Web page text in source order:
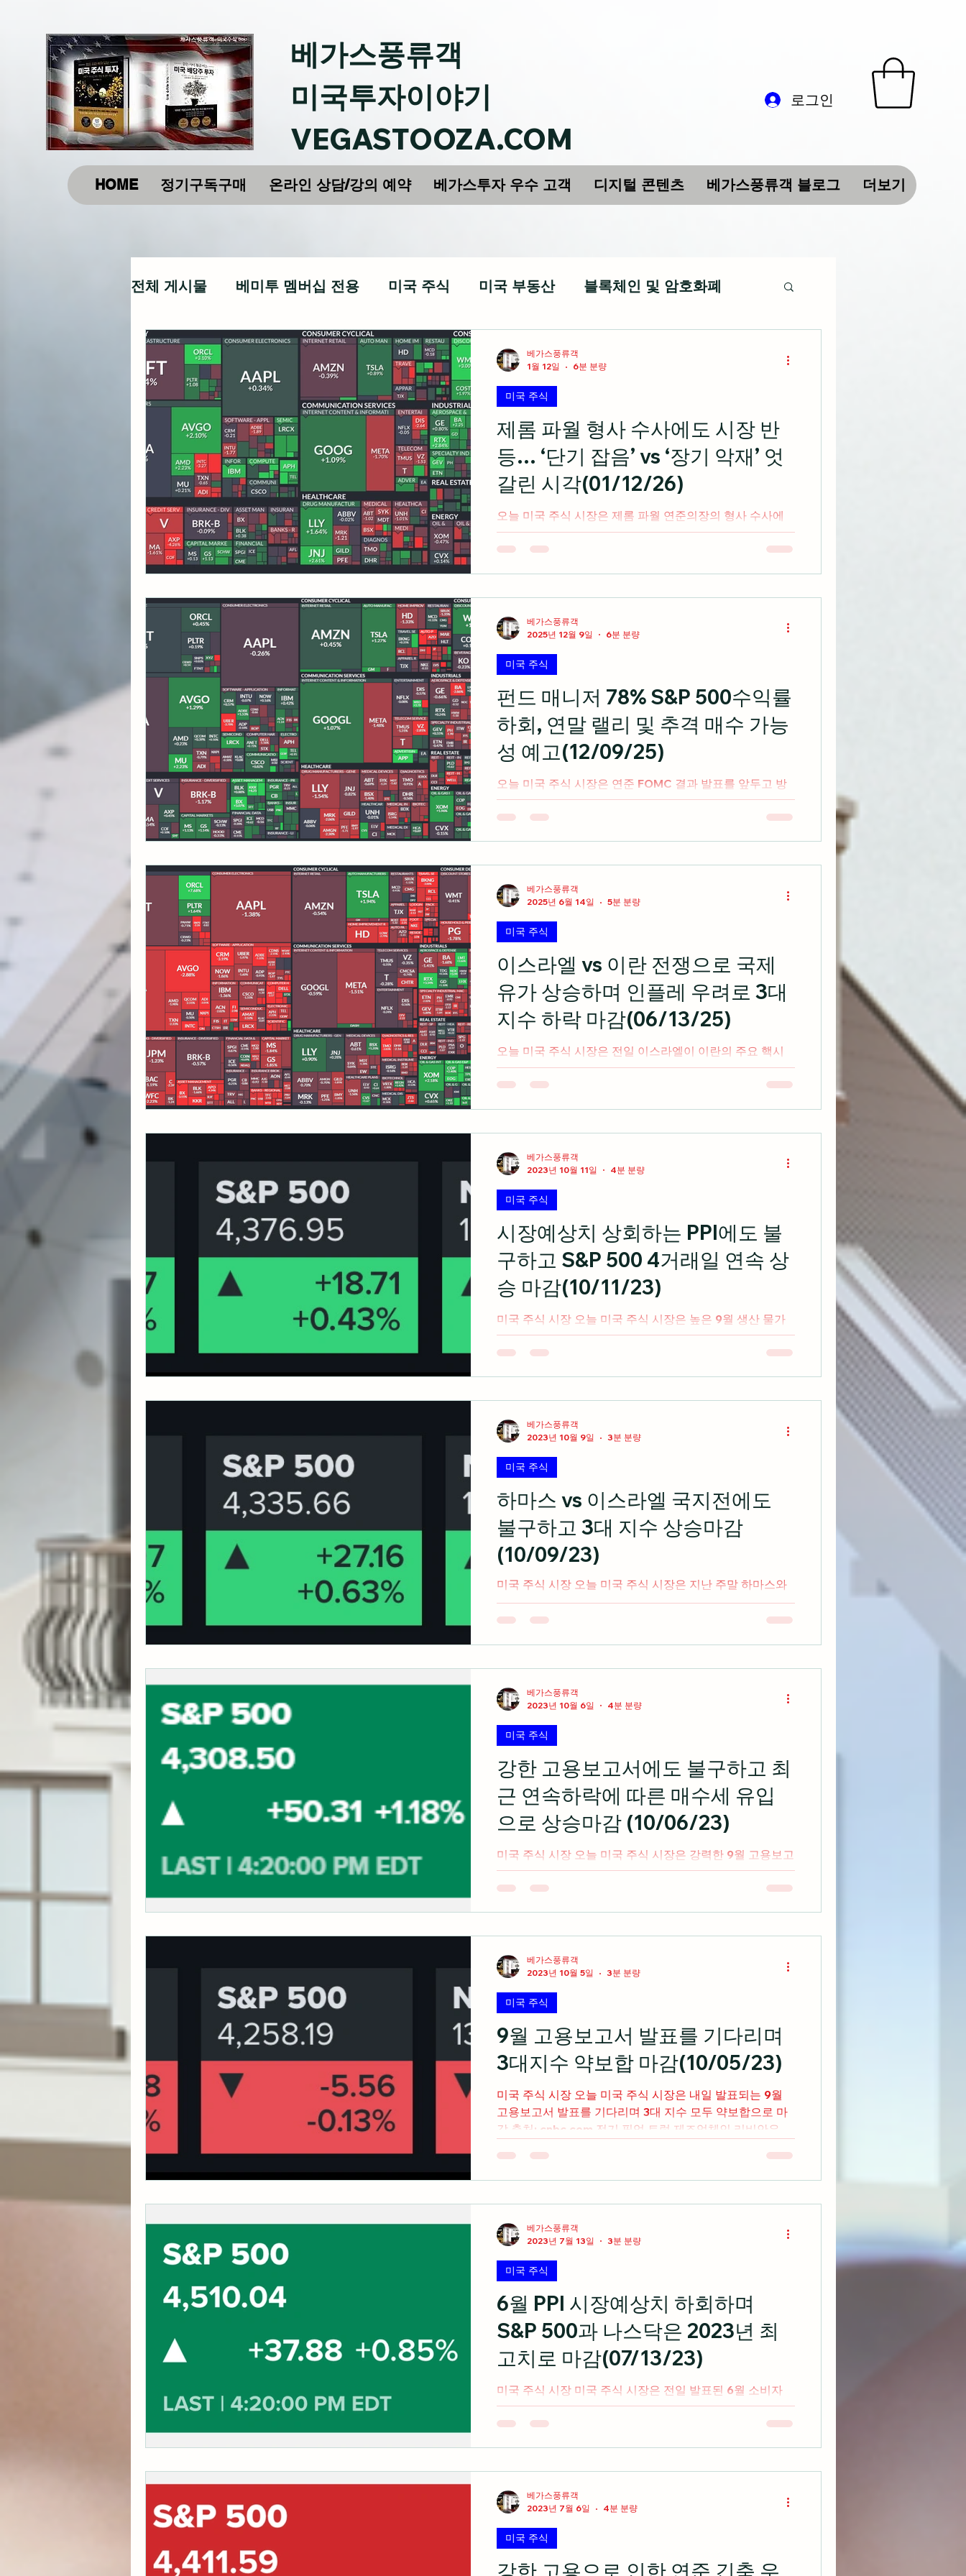
베가스풍류객
미국투자이야기
VEGASTOOZA.COM
로그인
HOME 정기구독구매 온라인 상담/강의 예약 베가스투자 우수 고객 디지털 콘텐츠 베가스풍류객 블로그 더보기
전체 게시물 베미투 멤버십 전용 미국 주식 미국 부동산 블록체인 및 암호화폐
각종 자산 투자 미국 경제 지표 미국 주식 입문
초간단 요리 레시피 미국 여행 정보 전업투자자의 혼잣말
제롬 파월 형사 수사에도 시장 반
등… ‘단기 잡음’ vs ‘장기 악재’ 엇
갈린 시각(01/12/26)
오늘 미국 주식 시장은 제롬 파월 연준의장의 형사 수사에
도 장 초반 하락세로 출발했지만 반등세를 보이며 단기 잡
음과 장기 악재로 엇갈린 시각으로 나타나면서 3대 지수 상
어떤 면에서는 그다지 중요하지 않다며 이는 단순한 잡음일
뿐이며 기준 금리에 큰 영향을 미치지도 않고 결국 관심은
데이터에 집중될 것이라고 언급 S&P 500 지수는 장 초반
하락세를 보인 후 반등에 성공했으며, 미국 주식시장은 제
롬 파월 연준의장이 일요일 저녁 이례적으로 직접 영상 성
명을 통해 연방 검찰이 자신의 상원 은행위원회 증언, 즉 연
준 사무실 건물 개조 관련 증언에 대한 *형사 수사 에 착수
했다고 확인한 후 압력을 받음 *형사 수사: 단순 행정 조사
가 아닌 범죄 혐의를 전제로 한 수사로, 제롬 파월 연준 의장
이 미 의회에 거짓 증언했는지를 조사하
미국 주식
베가스풍류객
1월 12일
6분 분량
펀드 매니저 78% S&P 500수익률
하회, 연말 랠리 및 추격 매수 가능
성 예고(12/09/25)
오늘 미국 주식 시장은 연준 FOMC 결과 발표를 앞두고 방
향성없이 변동성만 높아지면서 나스닥 종합지수만 소폭 상
승하며 3대 지수 혼조 마감 출처: cnbc.com 미국 주식 시황
파월 의장의 논평이 시장이 어떻게 반응하는지에 큰 역할을
할 것이라고 언급 이번 주뿐만 아니라 이달 남은 기간의 미
국 주식 시장 분위기를 결정할 수도 있다고 강조 최근 주식
과 암호화폐의 하락 이후 위험자산 투자자들은 연준이 연말
랠리를 위한 길을 열어주기를 바라고 있으며, 최근 반등에
찬물을 끼얹지 않기를 희망한다고 덧붙임 LNW 최고투자책
임자 론 알바하리 는 또 다른 0.25%포인트 인하와 매파적
내러티브가 "이미 반영되어 있을 수 있다"고 언급 이는 시장
수 있다는 것을 의미한다고 지적 누가 통치할
미국 주식
베가스풍류객
2025년 12월 9일
6분 분량
이스라엘 vs 이란 전쟁으로 국제
유가 상승하며 인플레 우려로 3대
지수 하락 마감(06/13/25)
오늘 미국 주식 시장은 전일 이스라엘이 이란의 주요 핵시
설에 공습을 가했다는 소식이 전해지며 국제 유가가 급등하
면서 3대 지수 모두 하락 마감 cnbc.com 미국 주식 시황 시
미국 주식
베가스풍류객
2025년 6월 14일
5분 분량
시장예상치 상회하는 PPI에도 불
구하고 S&P 500 4거래일 연속 상
승 마감(10/11/23)
미국 주식 시장 오늘 미국 주식 시장은 높은 9월 생산 물가
지수 발표에도 S&P500지수가 4거래일 연속 상승세를 보
이면서 3대 지수 모두 상승마감 출처: cnbc.com 미국 대형
미국 주식
베가스풍류객
2023년 10월 11일
4분 분량
하마스 vs 이스라엘 국지전에도
불구하고 3대 지수 상승마감
(10/09/23)
미국 주식 시장 오늘 미국 주식 시장은 지난 주말 하마스와
이스라엘의 국지전으로 인해 국제 유가가 급등하면서 불확
실성이 증대되었지만 3대 지수 모두 상승마감 출처:
미국 주식
베가스풍류객
2023년 10월 9일
3분 분량
강한 고용보고서에도 불구하고 최
근 연속하락에 따른 매수세 유입
으로 상승마감 (10/06/23)
미국 주식 시장 오늘 미국 주식 시장은 강력한 9월 고용보고
서 발표 이후 하락 후 최근 연속 하락에 따른 반발매수세가
유입되면서 3대 지수 모두 상승마감 출처: cnbc.com 미국
미국 주식
베가스풍류객
2023년 10월 6일
4분 분량
9월 고용보고서 발표를 기다리며
3대지수 약보합 마감(10/05/23)
미국 주식 시장 오늘 미국 주식 시장은 내일 발표되는 9월
고용보고서 발표를 기다리며 3대 지수 모두 약보합으로 마
감 출처: cnbc.com 전기 픽업 트럭 제조업체인 리비안은 시
는...
미국 주식
베가스풍류객
2023년 10월 5일
3분 분량
6월 PPI 시장예상치 하회하며
S&P 500과 나스닥은 2023년 최
고치로 마감(07/13/23)
미국 주식 시장 미국 주식 시장은 전일 발표된 6월 소비자
물가지수와 함께 오늘 발표된 6월 생산자 물가지수도 시장
예상치를 하회하면서 3대 지수 모두 4일 연속 상승하며
미국 주식
베가스풍류객
2023년 7월 13일
3분 분량
강한 고용으로 인한 연준 긴축 우
미국 주식
베가스풍류객
2023년 7월 6일
4분 분량